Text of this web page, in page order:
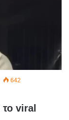
642
viral